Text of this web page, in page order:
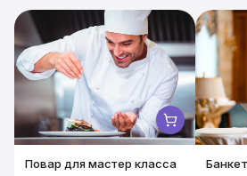
мы используем свежие фрукты и
йогуртовую начинку. Такое
настроение как детям, так и
уникального, насыщенного вкуса.
стильная подача такого блюда, с
успешно справляются наши
Повар для мастер класса